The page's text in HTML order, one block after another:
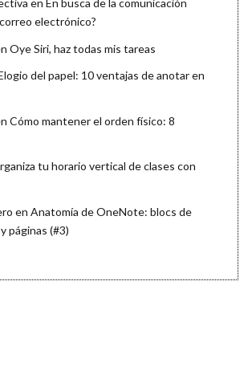
enEn busca de la comunicación
electrónico?
Oye Siri, haz todas mis tareas
del papel: 10 ventajas de anotar en
Cómo mantener el orden físico: 8
tu horario vertical de clases con
enAnatomía de OneNote: blocs de
páginas (#3)